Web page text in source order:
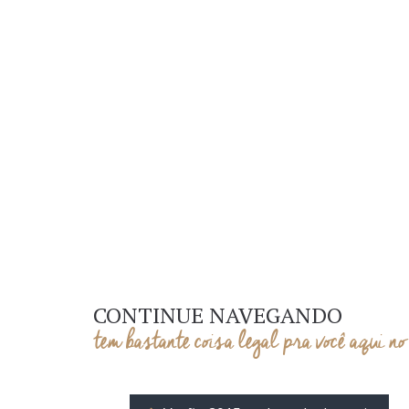
CONTINUE NAVEGANDO
tem bastante coisa legal pra você aqui